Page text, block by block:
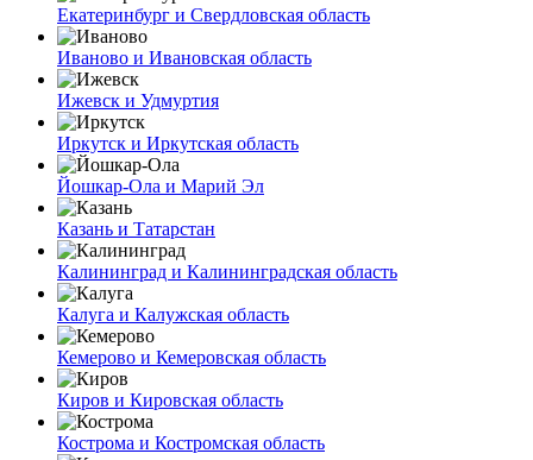
Екатеринбург и Свердловская область
Иваново и Ивановская область
Ижевск и Удмуртия
Иркутск и Иркутская область
Йошкар-Ола и Марий Эл
Казань и Татарстан
Калининград и Калининградская область
Калуга и Калужская область
Кемерово и Кемеровская область
Киров и Кировская область
Кострома и Костромская область